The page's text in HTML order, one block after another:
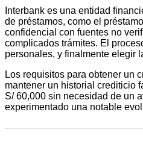
Interbank es una entidad
de préstamos, como el
confidencial con fuentes no
complicados trámites. El
personales, y finalmente elegir
Los requisitos para obtener un
mantener un historial crediticio
S/ 60,000 sin necesidad de un
experimentado una notable